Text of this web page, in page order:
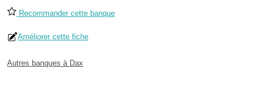
Recommander cette banque
Améliorer cette fiche
Autres banques à Dax